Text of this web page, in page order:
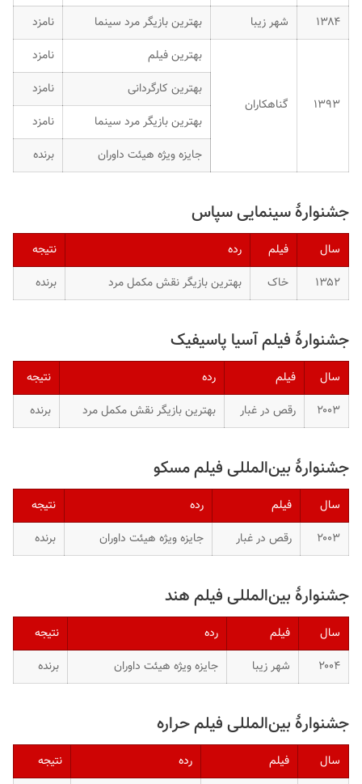
۱۳۸۴
شهر زیبا بهترین بازیگر مرد سینما نامزد
۱۳۹۳ گناهکاران
بهترین فیلم
نامزد
بهترین کارگردانی
نامزد
بهترین بازیگر مرد سینما
نامزد
جایزه ویژه هیئت داوران
برنده
جشنوارهٔ سینمایی سپاس
سال فیلم رده
نتیجه
۱۳۵۲
خاک بهترین بازیگر نقش مکمل مرد برنده
جشنوارهٔ فیلم آسیا پاسیفیک
سال فیلم رده
نتیجه
۲۰۰۳
رقص در غبار بهترین بازیگر نقش مکمل مرد برنده
جشنوارهٔ بین‌المللی فیلم مسکو
سال فیلم رده
نتیجه
۲۰۰۳
رقص در غبار جایزه ویژه هیئت داوران برنده
جشنوارهٔ بین‌المللی فیلم هند
سال فیلم رده
نتیجه
۲۰۰۴
شهر زیبا جایزه ویژه هیئت داوران برنده
جشنوارهٔ بین‌المللی فیلم حراره
سال فیلم رده
نتیجه